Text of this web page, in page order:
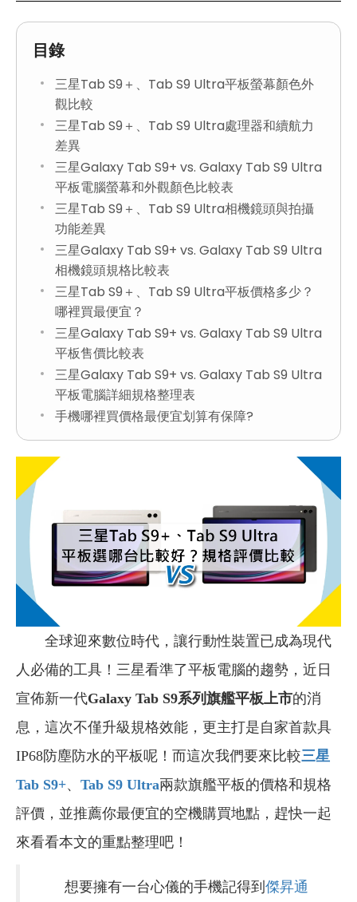
目錄
三星Tab S9＋、Tab S9 Ultra平板螢幕顏色外
觀比較
三星Tab S9＋、Tab S9 Ultra處理器和續航力
差異
三星Galaxy Tab S9+ vs. Galaxy Tab S9 Ultra
平板電腦螢幕和外觀顏色比較表
三星Tab S9＋、Tab S9 Ultra相機鏡頭與拍攝
功能差異
三星Galaxy Tab S9+ vs. Galaxy Tab S9 Ultra
相機鏡頭規格比較表
三星Tab S9＋、Tab S9 Ultra平板價格多少？
哪裡買最便宜？
三星Galaxy Tab S9+ vs. Galaxy Tab S9 Ultra
平板售價比較表
三星Galaxy Tab S9+ vs. Galaxy Tab S9 Ultra
平板電腦詳細規格整理表
手機哪裡買價格最便宜划算有保障?
全球迎來數位時代，讓行動性裝置已成為現代
人必備的工具！三星看準了平板電腦的趨勢，近日
宣佈新一代Galaxy Tab S9系列旗艦平板上市的消
息，這次不僅升級規格效能，更主打是自家首款具
IP68防塵防水的平板呢！而這次我們要來比較三星
Tab S9+、 Tab S9 Ultra兩款旗艦平板的價格和規格
評價，並推薦你最便宜的空機購買地點，趕快一起
來看看本文的重點整理吧！
想要擁有一台心儀的手機記得到 傑昇通